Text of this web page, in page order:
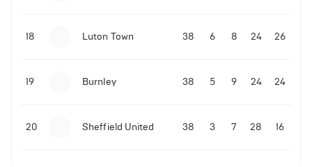
18 Luton Town 38 6 8 24 26
19 Burnley 38 5 9 24 24
20 Sheffield United 38 3 7 28 16